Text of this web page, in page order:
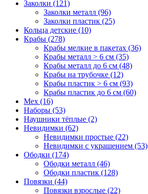
Заколки (121)
Заколки металл (96)
Заколки пластик (25)
Кольца детские (10)
Крабы (278)
Крабы мелкие в пакетах (36)
Крабы металл > 6 см (35)
Крабы металл до 6 см (48)
Крабы на трубочке (12)
Крабы пластик > 6 см (93)
Крабы пластик до 6 см (60)
Мех (16)
Наборы (53)
Наушники тёплые (2)
Невидимки (62)
Невидимки простые (22)
Невидимки с украшением (53)
Ободки (174)
Ободки металл (46)
Ободки пластик (128)
Повязки (44)
Повязки взрослые (22)